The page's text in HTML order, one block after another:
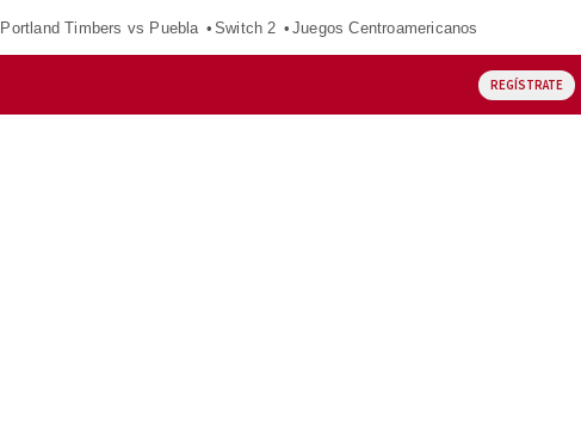
Portland Timbers vs Puebla Switch 2 Juegos Centroamericanos
REGÍSTRATE